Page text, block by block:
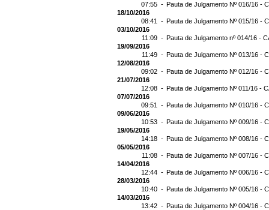
07:55 - Pauta de Julgamento Nº 016/16 -
18/10/2016
08:41 - Pauta de Julgamento Nº 015/16 -
03/10/2016
11:09 - Pauta de Julgamento nº 014/16 -
19/09/2016
11:49 - Pauta de Julgamento Nº 013/16 -
12/08/2016
09:02 - Pauta de Julgamento Nº 012/16 -
21/07/2016
12:08 - Pauta de Julgamento Nº 011/16 -
07/07/2016
09:51 - Pauta de Julgamento Nº 010/16 -
09/06/2016
10:53 - Pauta de Julgamento Nº 009/16 -
19/05/2016
14:18 - Pauta de Julgamento Nº 008/16 -
05/05/2016
11:08 - Pauta de Julgamento Nº 007/16 -
14/04/2016
12:44 - Pauta de Julgamento Nº 006/16 -
28/03/2016
10:40 - Pauta de Julgamento Nº 005/16 -
14/03/2016
13:42 - Pauta de Julgamento Nº 004/16 -